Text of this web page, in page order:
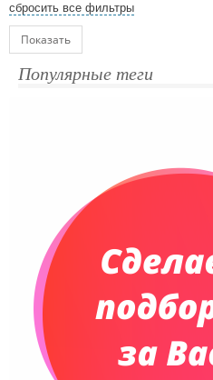
сбросить все фильтры
Показать
Популярные теги